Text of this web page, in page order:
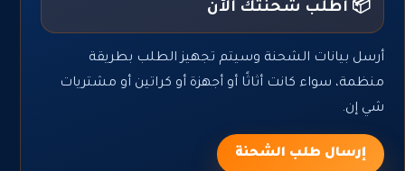
📦 أطلب شحنتك الآن
أرسل بيانات الشحنة وسيتم تجهيز الطلب بطريقة
منظمة، سواء كانت أثاثًا أو أجهزة أو كراتين أو مشتريات
شي إن.
إرسال طلب الشحنة